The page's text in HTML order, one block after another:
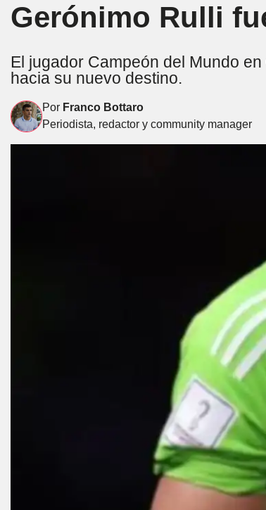
Gerónimo Rulli
El jugador Campeón del Mundo
hacia su nuevo destino.
Por Franco Bottaro
Periodista, redactor y community manager